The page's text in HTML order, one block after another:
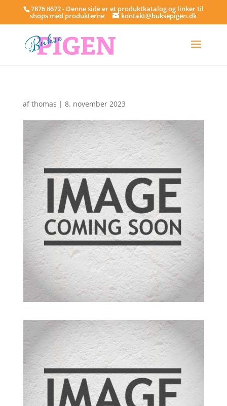
7876 8672 - Denne side er et produktkatalog og linker til
shops med produkterne kontakt@buksepigen.dk
afthomas | 8. november 2023